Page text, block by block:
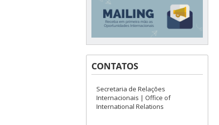
CONTATOS
Secretaria de Relações
Internacionais | Office of
International Relations